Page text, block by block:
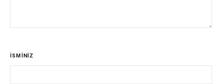
İSMİNİZ